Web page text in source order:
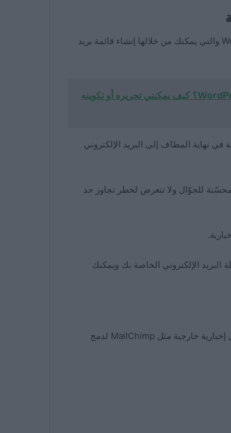
هناك بعض المكونات الإضافية في دليل المكونات الإضافية في WordPress والتي يمكنك من خلالها إنشاء قائمة بريد
ما هو وكيف يمكنني إنشاء ملف .HTACCESS في WordPress؟ كيف يمكنني تحريره أو تكوينه
نهاية المطاف إلى البريد الإلكتروني
للجوّال ولا تتعرض لخطر تجاوز حد
الإلكتروني الخاصة بك ويمكنك
بالطبع يمكنك أيضًا استخدام مكون WordPress الإضافي مع خدمة رسائل إخبارية خارجية مثل MailChimp لدمج